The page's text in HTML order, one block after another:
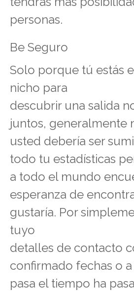
personas.
Be Seguro
Solo porque tú estás
nicho para
descubrir una salida
juntos, generalmente
usted debería ser
todo tu estadísticas
a todo el mundo
esperanza de
gustaría. Por
tuyo
detalles de contacto
confirmado fechas o
pasa el tiempo ha